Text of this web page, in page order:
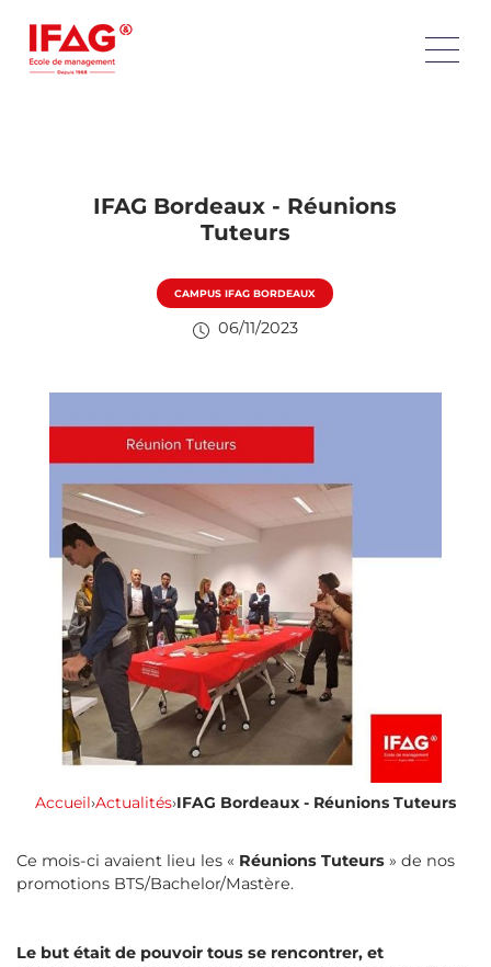
IFAG Bordeaux - Réunions
Tuteurs
CAMPUS IFAG BORDEAUX
06/11/2023
Accueil›Actualités›IFAG Bordeaux - Réunions Tuteurs
Ce mois-ci avaient lieu les « Réunions Tuteurs » de nos
promotions BTS/Bachelor/Mastère.
Le but était de pouvoir tous se rencontrer, et